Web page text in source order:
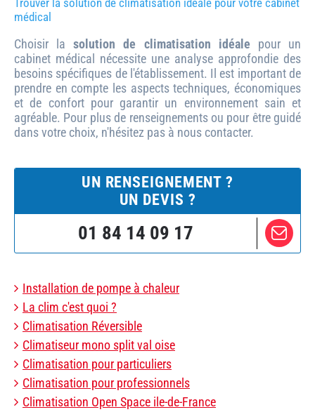
médical
Choisir lasolution de climatisation idéale pour un
cabinet médical nécessite une analyse approfondie des
besoins spécifiques de l'établissement. Il est important de
prendre en compte les aspects techniques, économiques
et de confort pour garantir un environnement sain et
agréable. Pour plus de renseignements ou pour être guidé
dans votre choix, n'hésitez pas à nous contacter.
UN RENSEIGNEMENT ?
UN DEVIS ?
01 84 14 09 17
Installation de pompe à chaleur
La clim c'est quoi ?
Climatisation Réversible
Climatiseur mono split val oise
Climatisation pour particuliers
Climatisation pour professionnels
Climatisation Open Space ile-de-France